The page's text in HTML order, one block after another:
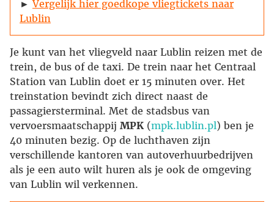
►Vergelijk hier goedkope vliegtickets naar
Lublin
Je kunt van het vliegveld naar Lublin reizen met de
trein, de bus of de taxi. De trein naar het Centraal
Station van Lublin doet er 15 minuten over. Het
treinstation bevindt zich direct naast de
passagiersterminal. Met de stadsbus van
vervoersmaatschappij MPK (mpk.lublin.pl) ben je
40 minuten bezig. Op de luchthaven zijn
verschillende kantoren van autoverhuurbedrijven
als je een auto wilt huren als je ook de omgeving
van Lublin wil verkennen.